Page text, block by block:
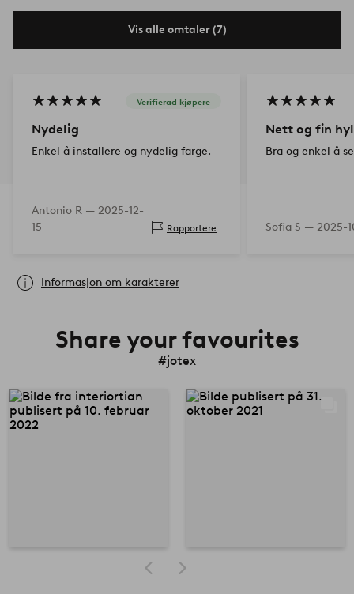
Vis alle omtaler (7)
Verifierad kjøpere
Nydelig
Enkel å installere og nydelig farge.
Antonio R — 2025-12-
15
Rapportere
Nett og fin
Bra og enkel å
Sofia S — 2025-
Informasjon om karakterer
Share your favourites
#jotex